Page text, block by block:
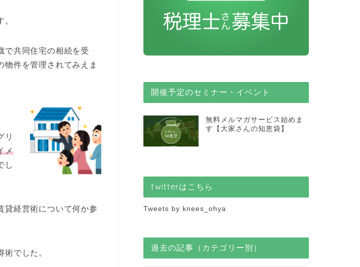
で共同住宅の相続を受
件を管理されてみえま
リ
メ
し
貸経営術について何か参
術でした。
開催予定のセミナー・イベント
無料メルマガサービス始めま
す【大家さんの知恵袋】
twitterはこちら
Tweets by knees_ohya
過去の記事（カテゴリー別）